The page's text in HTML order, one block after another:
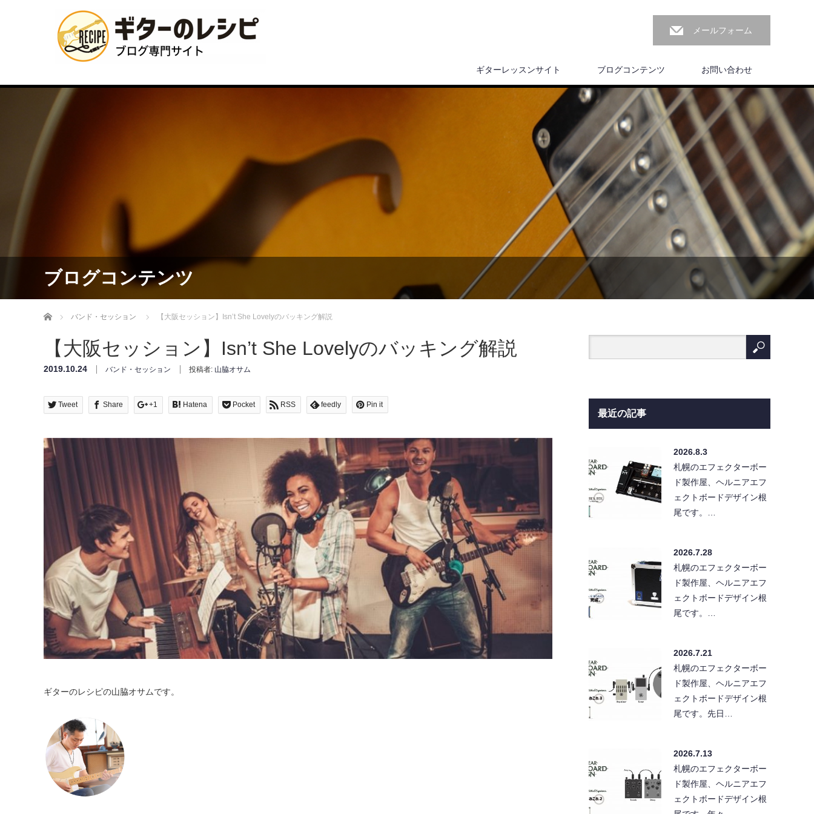
メールフォーム
ギターレッスンサイト ブログコンテンツ お問い合わせ
ブログコンテンツ
Home バンド・セッション 【大阪セッション】Isn’t She Lovelyのバッキング解説
【大阪セッション】Isn’t She Lovelyのバッキング解説
2019.10.24 バンド・セッション 投稿者: 山脇オサム
Tweet Share +1 Hatena Pocket RSS feedly Pin it
ギターのレシピの山脇オサムです。
最近の記事
2026.8.3
札幌のエフェクターボー
ド製作屋、ヘルニアエフ
ェクトボードデザイン根
尾です。…
2026.7.28
札幌のエフェクターボー
ド製作屋、ヘルニアエフ
ェクトボードデザイン根
尾です。…
2026.7.21
札幌のエフェクターボー
ド製作屋、ヘルニアエフ
ェクトボードデザイン根
尾です。先日…
2026.7.13
札幌のエフェクターボー
ド製作屋、ヘルニアエフ
ェクトボードデザイン根